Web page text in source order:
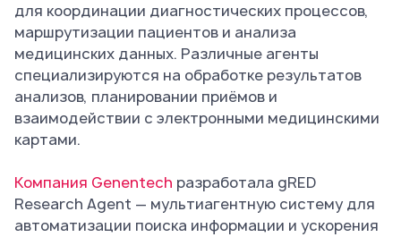
для координации диагностических процессов,
маршрутизации пациентов и анализа
медицинских данных. Различные агенты
специализируются на обработке результатов
анализов, планировании приёмов и
взаимодействии с электронными медицинскими
картами.
Компания Genentech разработала gRED
Research Agent — мультиагентную систему для
автоматизации поиска информации и ускорения